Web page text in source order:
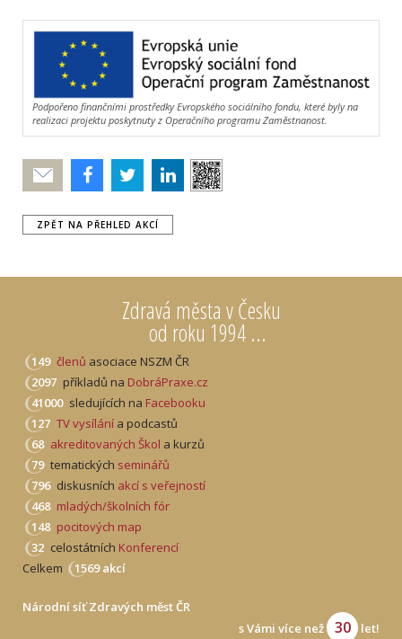
Zdravá města v Česku
od roku 1994 ...
149 členů asociace NSZM ČR
2097 příkladů na DobráPraxe.cz
41000 sledujících na Facebooku
127 TV vysílání a podcastů
68 akreditovaných Škol a kurzů
79 tematických seminářů
796 diskusních akcí s veřejností
468 mladých/školních fór
148 pocitových map
32 celostátních Konferencí
Celkem
1569 akcí
Národní síť Zdravých měst ČR
s Vámi více než
30 let!
Podpořeno finančními prostředky Evropského sociálního fondu, které byly na
realizaci projektu poskytnuty z Operačního programu Zaměstnanost.
Poslat
ZPĚT NA PŘEHLED AKCÍ